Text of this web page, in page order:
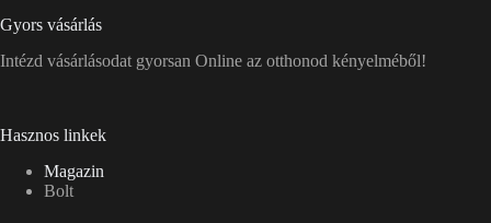
Gyors vásárlás
Intézd vásárlásodat gyorsan Online az otthonod kényelméből!
Hasznos linkek
Magazin
Bolt